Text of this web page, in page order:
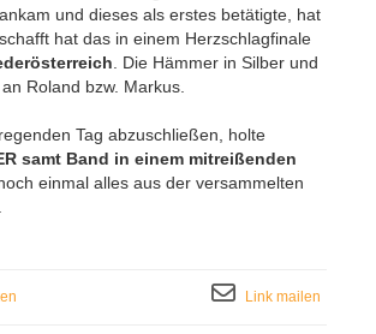
und dieses als erstes betätigte, hat
hat das in einem Herzschlagfinale
. Die Hämmer in Silber und
Roland bzw. Markus.
Tag abzuschließen, holte
samt Band in einem mitreißenden
einmal alles aus der versammelten
Link mailen